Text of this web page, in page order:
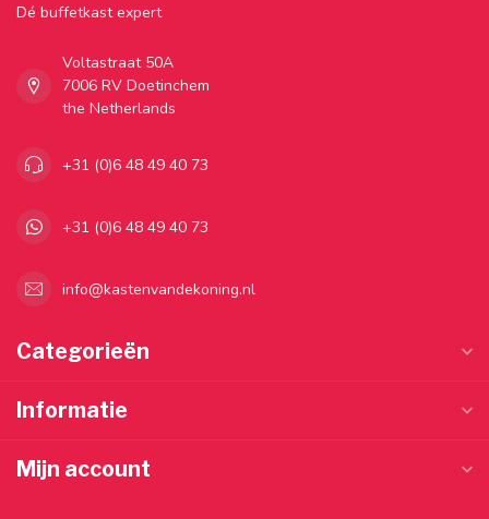
Dé buffetkast expert
Voltastraat 50A
7006 RV Doetinchem
the Netherlands
+31 (0)6 48 49 40 73
+31 (0)6 48 49 40 73
info@kastenvandekoning.nl
Categorieën
Informatie
Mijn account